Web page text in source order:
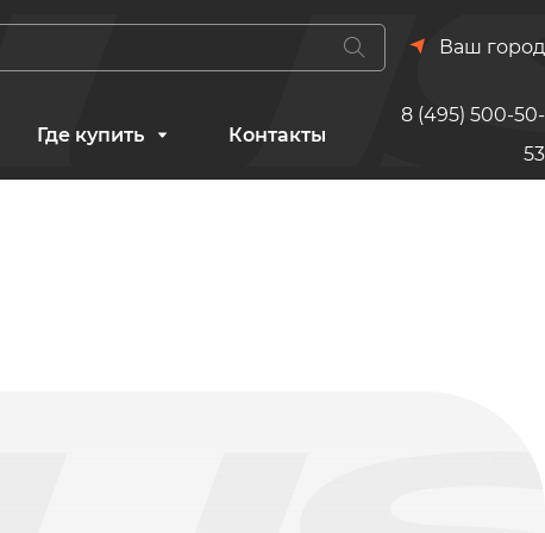
Ваш город
Где купить Контакты
8 (495) 500-50-
53